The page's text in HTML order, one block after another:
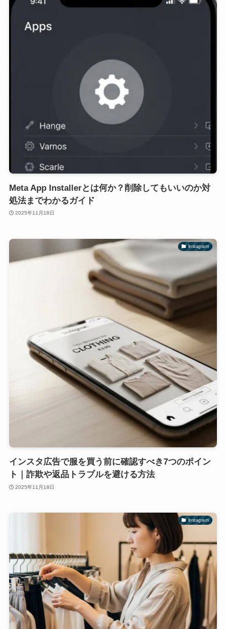
Meta App Installerとは何か？削除してもいいのか対
処法までわかるガイド
2025年11月18日
Instagram
インスタ広告で服を買う前に確認すべき7つのポイン
ト｜詐欺や返品トラブルを避ける方法
2025年11月18日
Instagram